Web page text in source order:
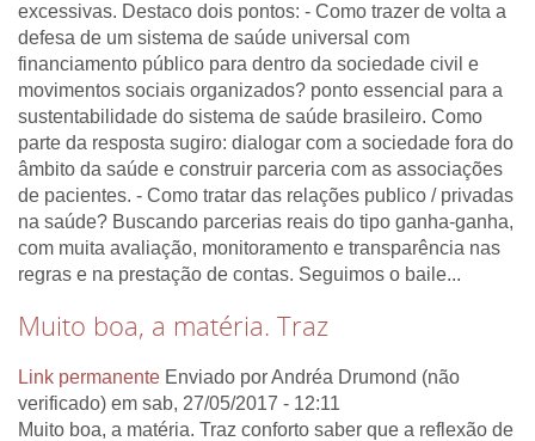
excessivas. Destaco dois pontos: - Como trazer de volta a
defesa de um sistema de saúde universal com
financiamento público para dentro da sociedade civil e
movimentos sociais organizados? ponto essencial para a
sustentabilidade do sistema de saúde brasileiro. Como
parte da resposta sugiro: dialogar com a sociedade fora do
âmbito da saúde e construir parceria com as associações
de pacientes. - Como tratar das relações publico / privadas
na saúde? Buscando parcerias reais do tipo ganha-ganha,
com muita avaliação, monitoramento e transparência nas
regras e na prestação de contas. Seguimos o baile...
Muito boa, a matéria. Traz
Link permanente Enviado porAndréa Drumond (não
verificado) em sab, 27/05/2017 - 12:11
Muito boa, a matéria. Traz conforto saber que a reflexão de